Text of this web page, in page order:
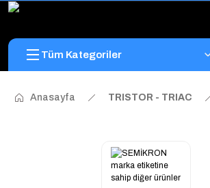
Tüm Kategoriler
Anasayfa TRISTOR - TRIAC